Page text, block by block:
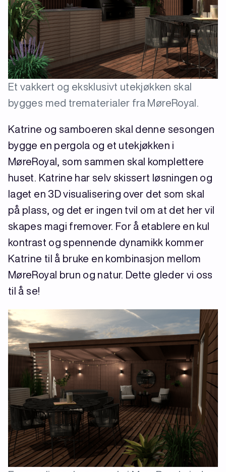
Et vakkert og eksklusivt utekjøkken skal
bygges med trematerialer fra MøreRoyal.
Katrine og samboeren skal denne sesongen
bygge en pergola og et utekjøkken i
MøreRoyal, som sammen skal komplettere
huset. Katrine har selv skissert løsningen og
laget en 3D visualisering over det som skal
på plass, og det er ingen tvil om at det her vil
skapes magi fremover. For å etablere en kul
kontrast og spennende dynamikk kommer
Katrine til å bruke en kombinasjon mellom
MøreRoyal brun og natur. Dette gleder vi oss
til å se!